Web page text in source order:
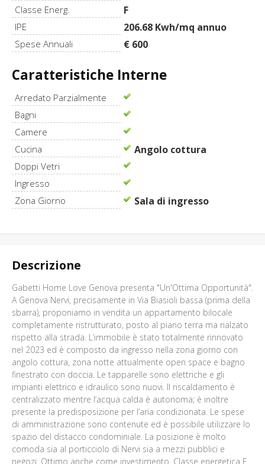
Classe Energ. F
IPE 206.68 Kwh/mq annuo
Spese Annuali € 600
Caratteristiche Interne
Arredato Parzialmente
Bagni
Camere
Cucina
Angolo cottura
Doppi Vetri
Ingresso
Zona Giorno
Sala di ingresso
Descrizione
Gabetti Home Love Genova presenta "Un'Ottima Opportunità".
A Genova Nervi, precisamente in Via Biasioli bassa (prima della
sbarra), proponiamo in vendita un appartamento bilocale
completamente ristrutturato, posto al piano terra ma rialzato
rispetto alla strada. L’immobile è stato totalmente rinnovato
nel 2023 ed è composto da ingresso nella zona giorno con
angolo cottura, zona notte attualmente open space e bagno
finestrato con doccia. Le tapparelle sono elettriche e gli
impianti elettrico e idraulico sono nuovi. Il riscaldamento è
centralizzato mentre l’acqua calda è autonoma; è inoltre
presente la predisposizione per l’aria condizionata. Le spese
di amministrazione sono contenute ed è possibile utilizzare lo
spazio del distacco condominiale. La posizione è molto
comoda sia al porticciolo di Nervi sia a mezzi pubblici e
negozi. Ottimo anche come investimento. Classe energetica F.